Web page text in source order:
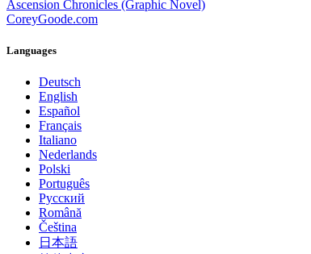
Ascension Chronicles (Graphic Novel)
CoreyGoode.com
Languages
Deutsch
English
Español
Français
Italiano
Nederlands
Polski
Português
Pусский
Română
Čeština
日本語